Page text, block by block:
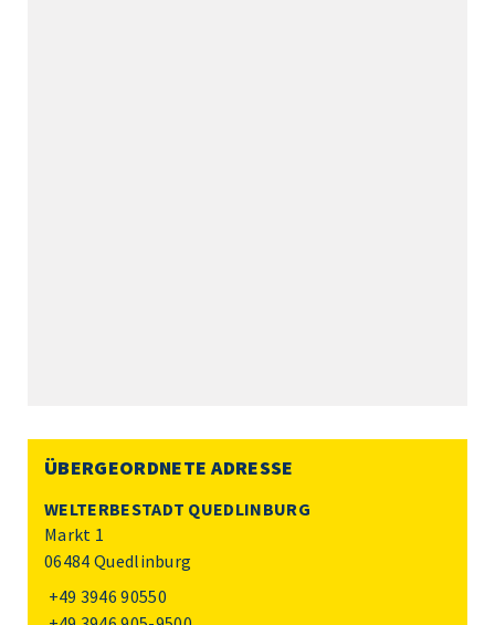
ÜBERGEORDNETE ADRESSE
WELTERBESTADT QUEDLINBURG
Markt 1
06484 Quedlinburg
+49 3946 90550